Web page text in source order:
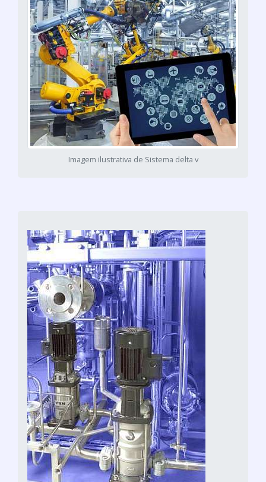
Imagem ilustrativa de Sistema delta v